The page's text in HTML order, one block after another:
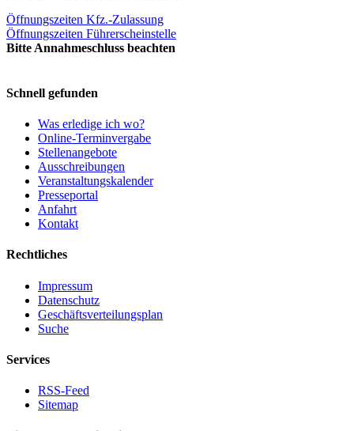
Öffnungszeiten Kfz.-Zulassung
Öffnungszeiten Führerscheinstelle
Bitte Annahmeschluss beachten
Schnell gefunden
Was erledige ich wo?
Online-Terminvergabe
Stellenangebote
Ausschreibungen
Veranstaltungskalender
Presseportal
Anfahrt
Kontakt
Rechtliches
Impressum
Datenschutz
Geschäftsverteilungsplan
Suche
Services
RSS-Feed
Sitemap